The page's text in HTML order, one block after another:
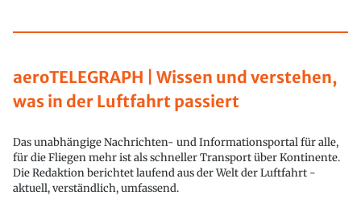
aeroTELEGRAPH | Wissen und verstehen,
was in der Luftfahrt passiert
Das unabhängige Nachrichten- und Informationsportal für alle,
für die Fliegen mehr ist als schneller Transport über Kontinente.
Die Redaktion berichtet laufend aus der Welt der Luftfahrt -
aktuell, verständlich, umfassend.